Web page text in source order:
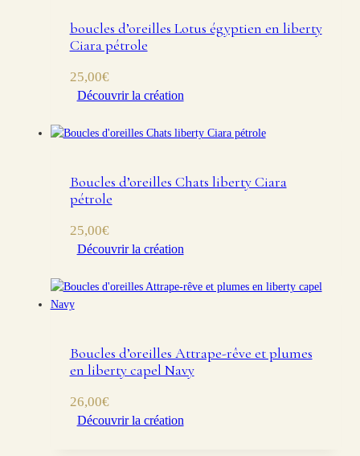
boucles d’oreilles Lotus égyptien en liberty
Ciara pétrole
25,00€
Découvrir la création
Boucles d’oreilles Chats liberty Ciara
pétrole
25,00€
Découvrir la création
Boucles d’oreilles Attrape-rêve et plumes
en liberty capel Navy
26,00€
Découvrir la création